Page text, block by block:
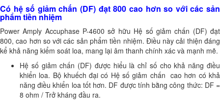
Có hệ số giảm chấn (DF) đạt 800 cao hơn so với các sản
phẩm tiền nhiệm
Power Amply Accuphase P-4600 sở hữu Hệ số giảm chấn (DF) đạt
800, cao hơn so với các sản phẩm tiền nhiệm. Điều này cải thiện đáng
kể khả năng kiểm soát loa, mang lại âm thanh chính xác và mạnh mẽ.
Hệ số giảm chấn (DF) được hiểu là chỉ số cho khả năng điều
khiển loa. Bộ khuếch đại có Hệ số giảm chấn cao hơn có khả
năng điều khiển loa tốt hơn. DF được tính bằng công thức: DF =
8 ohm / Trở kháng đầu ra.